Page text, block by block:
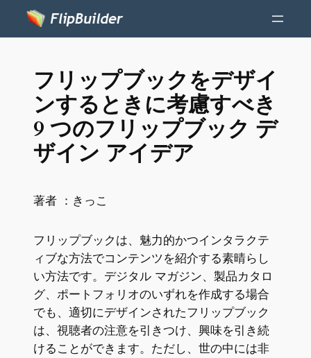
フリップブックをデザイ
ンするときに考慮すべき
9 つのフリップブック デ
ザイン アイデア
著者 ： きっこ
フリップブックは、魅力的かつインタラクテ
ィブな方法でコンテンツを紹介する素晴らし
い方法です。デジタル マガジン、製品カタロ
グ、ポートフォリオのいずれを作成する場合
でも、適切にデザインされたフリップブック
は、視聴者の注意を引きつけ、興味を引き続
けることができます。ただし、世の中には非